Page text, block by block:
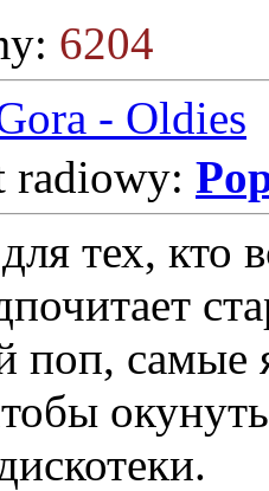
6204
- Oldies
radiowy:
тех,
поп,